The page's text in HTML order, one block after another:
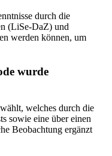
durch die
(LiSe-DaZ) und
werden können, um
wurde
welches durch die
sowie eine über einen
Beobachtung ergänzt